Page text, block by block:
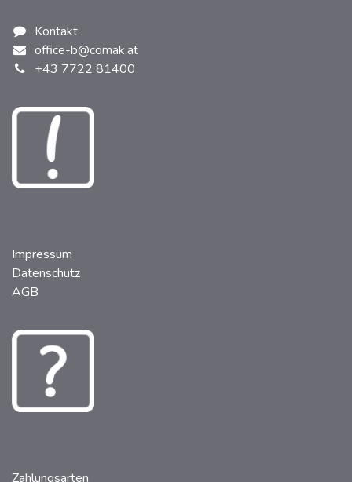
Impressum
Datenschutz
AGB
Kontakt
office-b@comak.at
+43 7722 81400
Zahlungsarten